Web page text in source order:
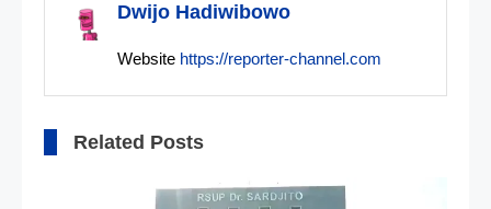
Dwijo Hadiwibowo
Website https://reporter-channel.com
Related Posts